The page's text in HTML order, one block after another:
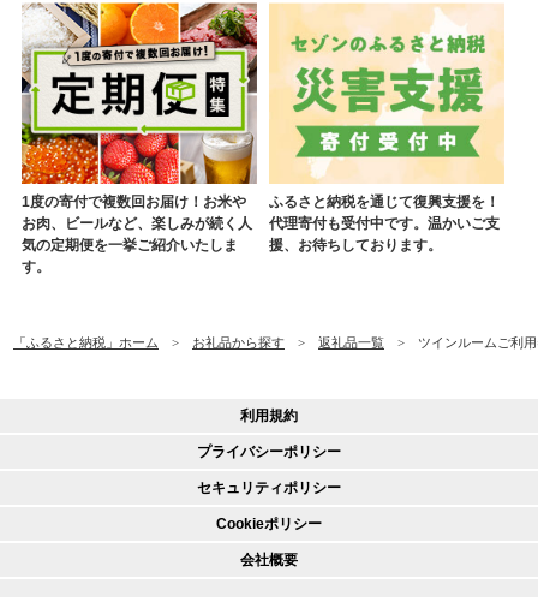
1度の寄付で複数回お届け！お米や
お肉、ビールなど、楽しみが続く人
気の定期便を一挙ご紹介いたしま
す。
ふるさと納税を通じて復興支援を！
代理寄付も受付中です。温かいご支
援、お待ちしております。
「ふるさと納税」ホーム お礼品から探す 返礼品一覧 ツインルームご利
利用規約
プライバシーポリシー
セキュリティポリシー
Cookieポリシー
会社概要